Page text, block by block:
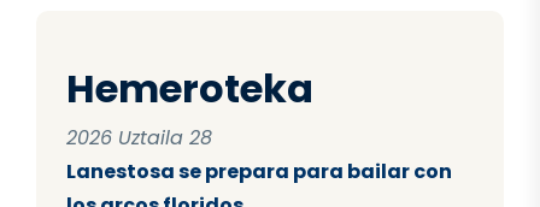
Hemeroteka
2026 Uztaila 28
Lanestosa se prepara para bailar con